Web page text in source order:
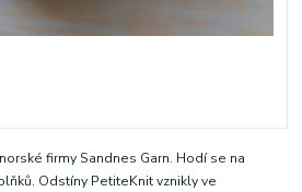
firmy Sandnes Garn. Hodí se na
Odstíny PetiteKnit vznikly ve